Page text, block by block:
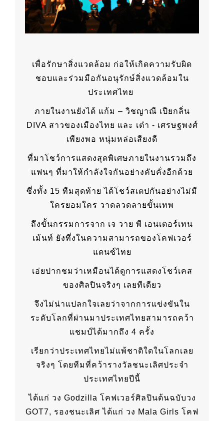
เพื่อรักษาสิ่งแวดล้อม ก่อให้เกิดความรับผิด
ชอบและร่วมมือกันอนุรักษ์สิ่งแวดล้อมใน
ประเทศไทย
ภายในงานยังได้ แก้ม – วิชญาณี เปียกลิ่น
DIVA สาวของเมืองไทย และ เต๋า - เศรษฐพงศ์
เพียงพอ หนุ่มหล่อเสียงดี
ที่มาโชว์การแสดงสุดพิเศษภายในงานรวมถึง
แฟนๆ ที่มาให้กำลังใจกันอย่างคับคั่งอีกด้วย
ซึ่งทั้ง 15 ทีมสุดท้าย ได้โชว์สเตปกันอย่างไม่มี
ใครยอมใคร วาดลวดลายขั้นเทพ
ถึงขั้นกรรมการจาก เจ วาย พี เอนเตอร์เทน
เม้นท์ ยังทึ่งในความสามารถของโคฟเวอร์
แดนซ์ไทย
เอ่ยปากชมว่าเหมือนได้ดูการแสดงโชว์เคส
ของศิลปินจริงๆ เลยทีเดียว
จึงไม่น่าแปลกใจเลยว่าจากการแข่งขันใน
ระดับโลกที่ผ่านมาประเทศไทยสามารถคว้า
แชมป์ได้มากถึง 4 ครั้ง
เรียกว่าประเทศไทยไม่แพ้ชาติใดในโลกเลย
จริงๆ โดยทีมที่คว้ารางวัลชนะเลิศประจำ
ประเทศไทยปีนี้
ได้แก่ วง Godzilla โคฟเวอร์ศิลปินต้นฉบับวง
GOT7, รองชนะเลิศ ได้แก่ วง Mala Girls โคฟ